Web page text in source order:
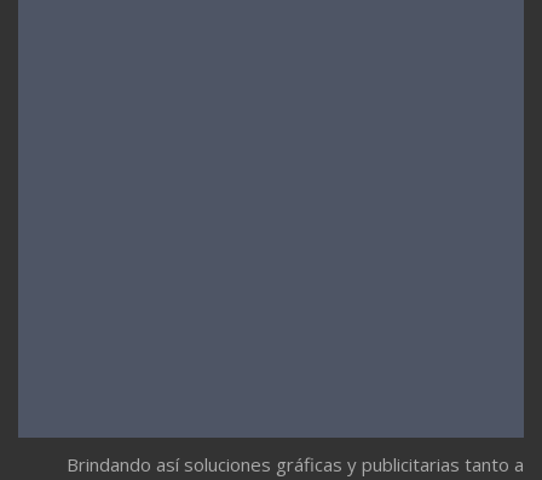
Brindando así soluciones gráficas y publicitarias tanto a